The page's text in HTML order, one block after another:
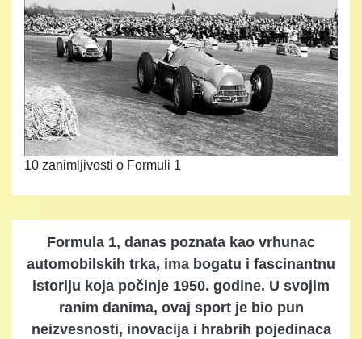
10 zanimljivosti o Formuli 1
Formula 1, danas poznata kao vrhunac
automobilskih trka, ima bogatu i fascinantnu
istoriju koja počinje 1950. godine. U svojim
ranim danima, ovaj sport je bio pun
neizvesnosti, inovacija i hrabrih pojedinaca